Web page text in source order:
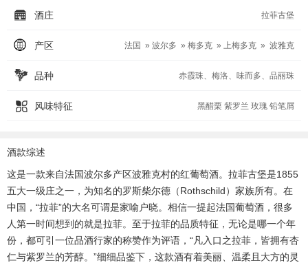
酒庄 拉菲古堡
产区 法国 » 波尔多 » 梅多克 » 上梅多克 » 波雅克
品种 赤霞珠、梅洛、味而多、品丽珠
风味特征 黑醋栗 紫罗兰 玫瑰 铅笔屑
酒款综述
这是一款来自法国波尔多产区波雅克村的红葡萄酒。拉菲古堡是1855
五大一级庄之一，为知名的罗斯柴尔德（Rothschild）家族所有。在
中国，“拉菲”的大名可谓是家喻户晓。相信一提起法国葡萄酒，很多
人第一时间想到的就是拉菲。至于拉菲的品质特征，无论是哪一个年
份，都可引一位品酒行家的称赞作为评语，“凡入口之拉菲，皆拥有杏
仁与紫罗兰的芳醇。”细细品鉴下，这款酒有着美丽、温柔且大方的灵